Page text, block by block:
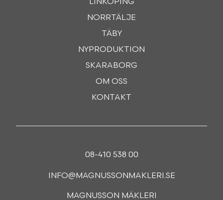
LINKÖPING
NORRTÄLJE
TÄBY
NYPRODUKTION
SKARABORG
OM OSS
KONTAKT
08-410 538 00
INFO@MAGNUSSONMAKLERI.SE
MAGNUSSON MÄKLERI